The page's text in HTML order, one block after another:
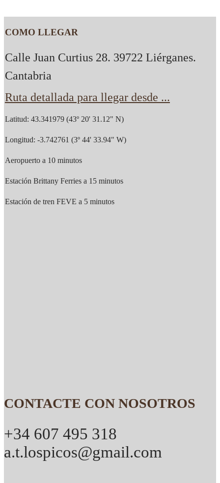
COMO LLEGAR
Calle Juan Curtius 28. 39722 Liérganes.
Cantabria
Ruta detallada para llegar desde ...
Latitud: 43.341979 (43º 20' 31.12" N)
Longitud: -3.742761 (3º 44' 33.94" W)
Aeropuerto a 10 minutos
Estación Brittany Ferries a 15 minutos
Estación de tren FEVE a 5 minutos
CONTACTE CON NOSOTROS
+34 607 495 318
a.t.lospicos@gmail.com